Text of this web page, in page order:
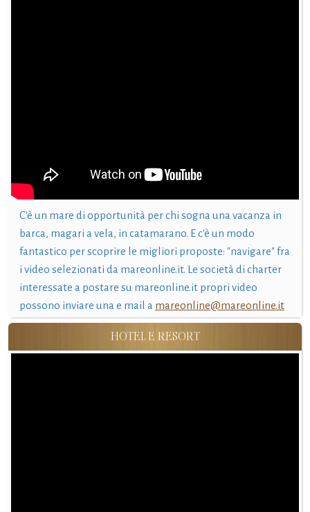
C'è un mare di opportunità per chi sogna una vacanza in
barca, magari a vela, in catamarano. E c'è un modo
fantastico per scoprire le migliori proposte: "navigare" fra
i video selezionati da mareonline.it. Le società di charter
interessate a postare su mareonline.it propri video
possono inviare una e mail a mareonline@mareonline.it
HOTEL E RESORT